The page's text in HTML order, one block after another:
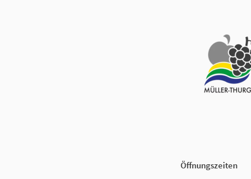
Öffnungszeiten